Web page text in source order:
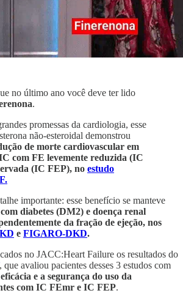
no último ano você deve ter lido
.
promessas da cardiologia, esse
não-esteroidal demonstrou
de morte cardiovascular em
com FE levemente reduzida (IC
(IC FEP), no estudo
importante: esse benefício se manteve
diabetes (DM2) e doença renal
da fração de ejeção, nos
e FIGARO-DKD.
no JACC:Heart Failure os resultados do
, que avaliou pacientes desses 3 estudos com
e a segurança do uso da
com IC FEmr e IC FEP.